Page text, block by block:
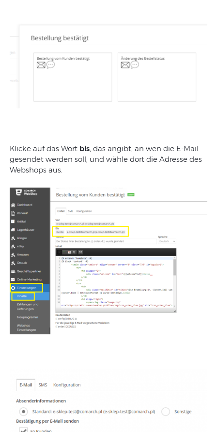
Klicke auf das Wort bis , das angibt, an wen die E-Mail
gesendet werden soll, und wähle dort die Adresse des
Webshops aus.